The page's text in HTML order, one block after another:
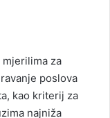
mjerilima za
poslova
kao kriterij za
najniža